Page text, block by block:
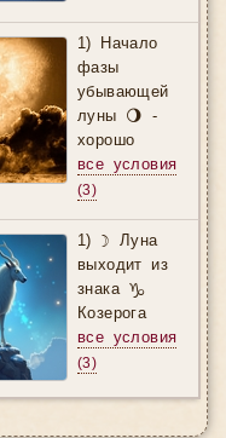
1) Начало
фазы
убывающей
луны 🌖 -
хорошо
все условия
(3)
1) ☽ Луна
выходит из
знака ♑
Козерога
все условия
(3)